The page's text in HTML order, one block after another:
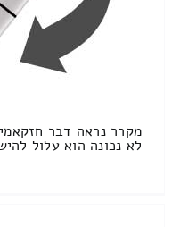
מקרר נראה דבר
לא נכונה הוא עלול